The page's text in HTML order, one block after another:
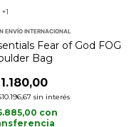
ENVÍO INTERNACIONAL
Fear of God FOG
Bag
sin interés
con
+1